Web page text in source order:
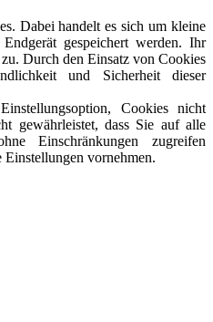
Dabei handelt es sich um kleine
gespeichert werden. Ihr
Durch den Einsatz von Cookies
und Sicherheit dieser
Cookies nicht
gewährleistet, dass Sie auf alle
Einschränkungen zugreifen
Einstellungen vornehmen.